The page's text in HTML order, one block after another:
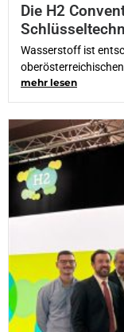
Die H2
Wasserstoff ist
mehr lesen